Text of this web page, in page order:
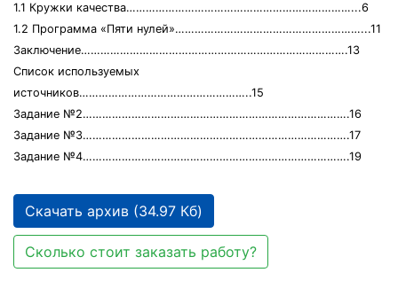
1.1 Кружки качества……………………………………………………………...6
1.2 Программа «Пяти нулей»…………………………………………………...11
Заключение……………………………………………………………………….13
Список используемых
источников……………………………………………..15
Задание №2……………………………………………………………………….16
Задание №3……………………………………………………………………….17
Задание №4……………………………………………………………………….19
Скачать архив (34.97 Кб)
Сколько стоит заказать работу?